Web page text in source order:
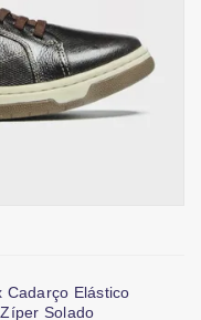
Cadarço Elástico
Solado